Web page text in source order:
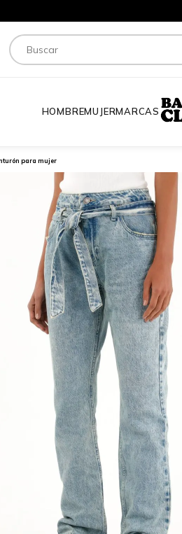
🎉 ¡Suscríbete y recibe 10% OFF
Buscar
HOMBREMUJERMARCAS
para mujer